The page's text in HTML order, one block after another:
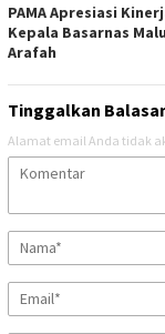
PAMA Apresiasi
Kepala Basarnas
Arafah
Tinggalkan
Alamat email Anda tidak